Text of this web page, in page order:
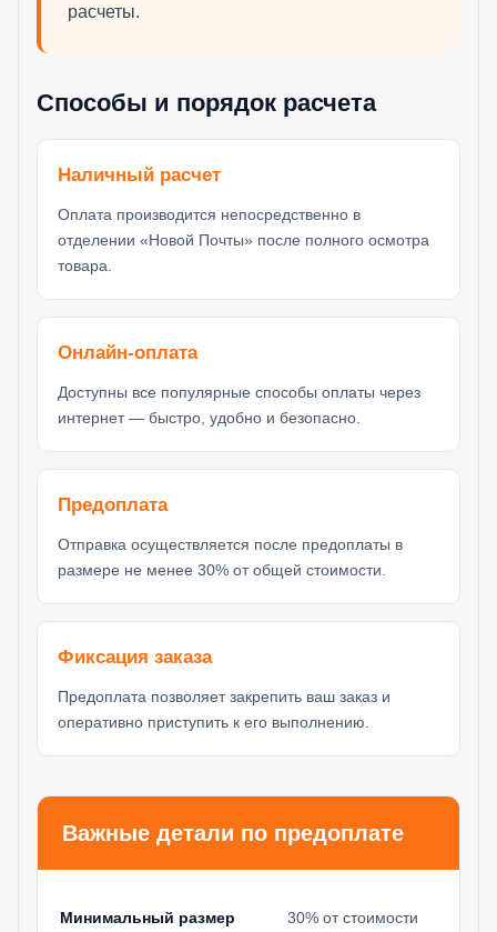
расчеты.
Способы и порядок расчета
Наличный расчет
Оплата производится непосредственно в
отделении «Новой Почты» после полного осмотра
товара.
Онлайн-оплата
Доступны все популярные способы оплаты через
интернет — быстро, удобно и безопасно.
Предоплата
Отправка осуществляется после предоплаты в
размере не менее 30% от общей стоимости.
Фиксация заказа
Предоплата позволяет закрепить ваш заказ и
оперативно приступить к его выполнению.
Важные детали по предоплате
Минимальный размер
30% от стоимости